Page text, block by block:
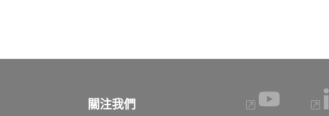
關注我們